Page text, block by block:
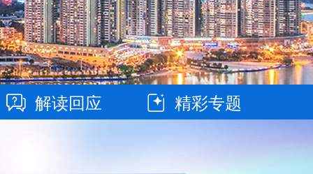
解读回应 精彩专题